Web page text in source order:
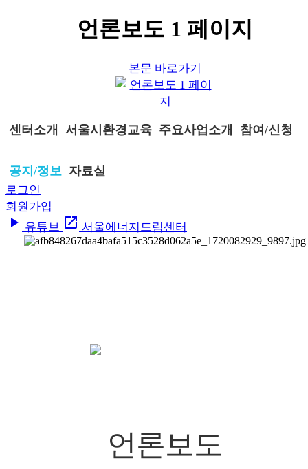
언론보도 1 페이지
본문 바로가기
센터소개 서울시환경교육 주요사업소개 참여/신청
공지/정보 자료실
로그인
회원가입
play_arrow 유튜브 open_in_new 서울에너지드림센터
언론보도